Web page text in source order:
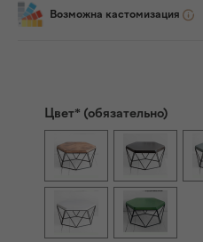
Возможна кастомизация
Цвет* (обязательно)